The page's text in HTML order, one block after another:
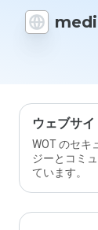
ウェブサ
WOT のセキ
ジーとコミ
ています。
5の
で、
ます
か？